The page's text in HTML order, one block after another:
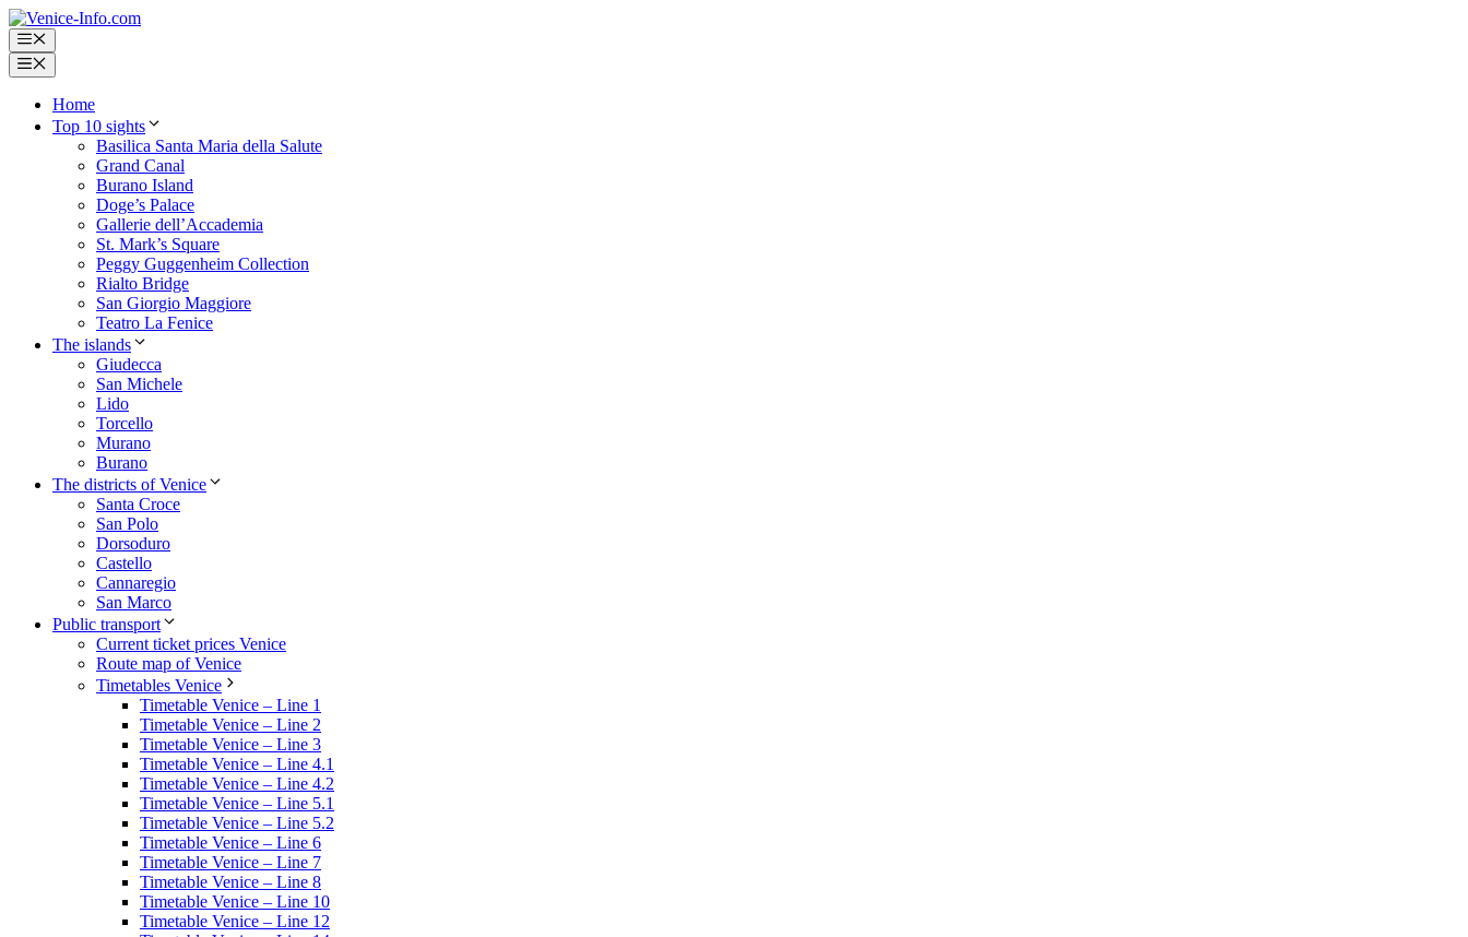
Skip
to
content
Menu
Menu
Home
Top 10 sights
Basilica Santa Maria della Salute
Grand Canal
Burano Island
Doge’s Palace
Gallerie dell’Accademia
St. Mark’s Square
Peggy Guggenheim Collection
Rialto Bridge
San Giorgio Maggiore
Teatro La Fenice
The islands
Giudecca
San Michele
Lido
Torcello
Murano
Burano
The districts of Venice
Santa Croce
San Polo
Dorsoduro
Castello
Cannaregio
San Marco
Public transport
Current ticket prices Venice
Route map of Venice
Timetables Venice
Timetable Venice – Line 1
Timetable Venice – Line 2
Timetable Venice – Line 3
Timetable Venice – Line 4.1
Timetable Venice – Line 4.2
Timetable Venice – Line 5.1
Timetable Venice – Line 5.2
Timetable Venice – Line 6
Timetable Venice – Line 7
Timetable Venice – Line 8
Timetable Venice – Line 10
Timetable Venice – Line 12